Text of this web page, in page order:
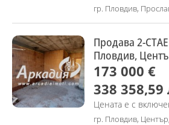
гр. Пловдив,
Продава 2-
Пловдив,
173 000 €
338 358,59
Цената е с
гр. Пловдив,